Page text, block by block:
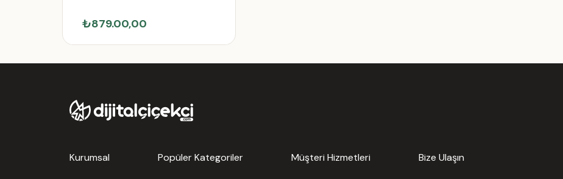
₺879.00,00
Kurumsal Popüler Kategoriler Müşteri Hizmetleri Bize Ulaşın